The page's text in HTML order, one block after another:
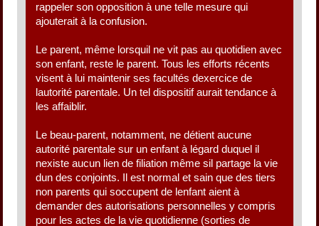
rappeler son opposition à une telle mesure qui
ajouterait à la confusion.
Le parent, même lorsquil ne vit pas au quotidien avec
son enfant, reste le parent. Tous les efforts récents
visent à lui maintenir ses facultés dexercice de
lautorité parentale. Un tel dispositif aurait tendance à
les affaiblir.
Le beau-parent, notamment, ne détient aucune
autorité parentale sur un enfant à légard duquel il
nexiste aucun lien de filiation même sil partage la vie
dun des conjoints. Il est normal et sain que des tiers
non parents qui soccupent de lenfant aient à
demander des autorisations personnelles y compris
pour les actes de la vie quotidienne (sorties de